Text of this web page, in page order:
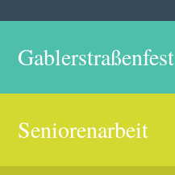
Gablerstraßenfest
Seniorenarbeit